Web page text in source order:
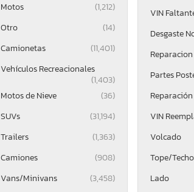
Motos
(1,212)
Otro
(14)
Camionetas
(11,401)
Vehículos Recreacionales
(1,403)
Motos de Nieve
(36)
SUVs
(31,194)
Trailers
(1,363)
Camiones
(908)
Vans/Minivans
(3,458)
VIN
Desgaste
Partes
VIN
Volcado
Tope/Techo
Lado